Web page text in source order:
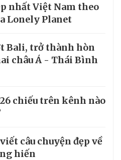
nhất Việt Nam theo
Lonely Planet
Bali, trở thành hòn
châu Á - Thái Bình
chiếu trên kênh nào
câu chuyện đẹp về
hiến